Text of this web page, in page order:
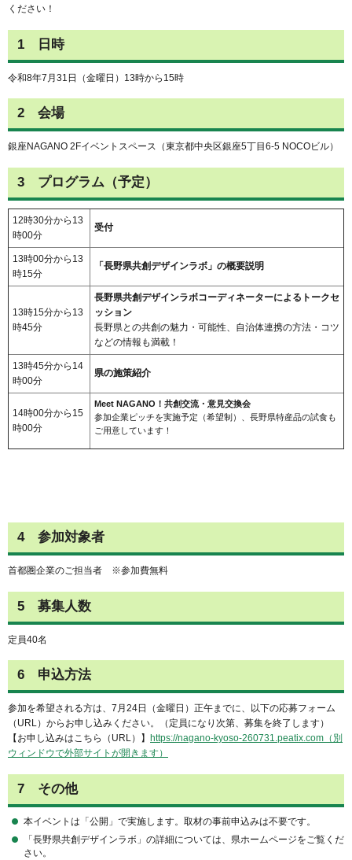
ください！
1 日時
令和8年7月31日（金曜日）13時から15時
2 会場
銀座NAGANO 2Fイベントスペース（東京都中央区銀座5丁目6-5 NOCOビル）
3 プログラム（予定）
12時30分から13
時00分
受付
13時00分から13
時15分
「長野県共創デザインラボ」の概要説明
13時15分から13
時45分
長野県共創デザインラボコーディネーターによるトークセ
ッション
長野県との共創の魅力・可能性、自治体連携の方法・コツ
などの情報も満載！
13時45分から14
時00分
県の施策紹介
14時00分から15
時00分
Meet NAGANO！共創交流・意見交換会
参加企業ピッチを実施予定（希望制）、長野県特産品の試食も
ご用意しています！
4 参加対象者
首都圏企業のご担当者 ※参加費無料
5 募集人数
定員40名
6 申込方法
参加を希望される方は、7月24日（金曜日）正午までに、以下の応募フォーム
（URL）からお申し込みください。（定員になり次第、募集を終了します）
【お申し込みはこちら（URL）】
https://nagano-kyoso-260731.peatix.com（別
ウィンドウで外部サイトが開きます）
7 その他
本イベントは「公開」で実施します。取材の事前申込みは不要です。
「長野県共創デザインラボ」の詳細については、県ホームページをご覧くだ
さい。